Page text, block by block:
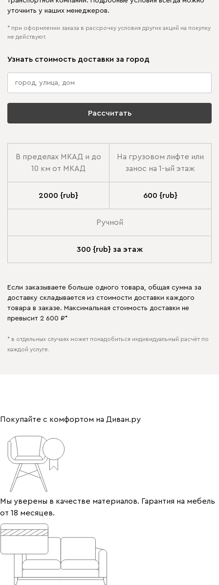
уточнить у наших менеджеров.
* при оформлении заказа в рассрочку условия других акций на покупку
не действуют.
Узнать стоимость доставки за город
Рассчитать
В пределах МКАД и до
10 км от МКАД
На грузовом лифте или
занос на 1-ый этаж
2000 {rub} 600 {rub}
Ручной
300 {rub} за этаж
Если заказываете больше одного товара, общая сумма за
доставку складывается из стоимости доставки каждого
товара в заказе. Максимальная стоимость доставки не
превысит 2 600 ₽*
* в отдельных случаях может понадобиться индивидуальный расчёт по
каждой услуге.
Покупайте с комфортом на Диван.ру
Мы уверены в качестве материалов. Гарантия на мебель
от 18 месяцев.